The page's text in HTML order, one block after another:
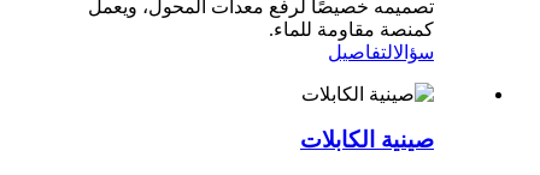
تصميمه خصيصًا لرفع معدات المحول، ويعمل
كمنصة مقاومة للماء.
سؤالالتفاصيل
صينية الكابلات